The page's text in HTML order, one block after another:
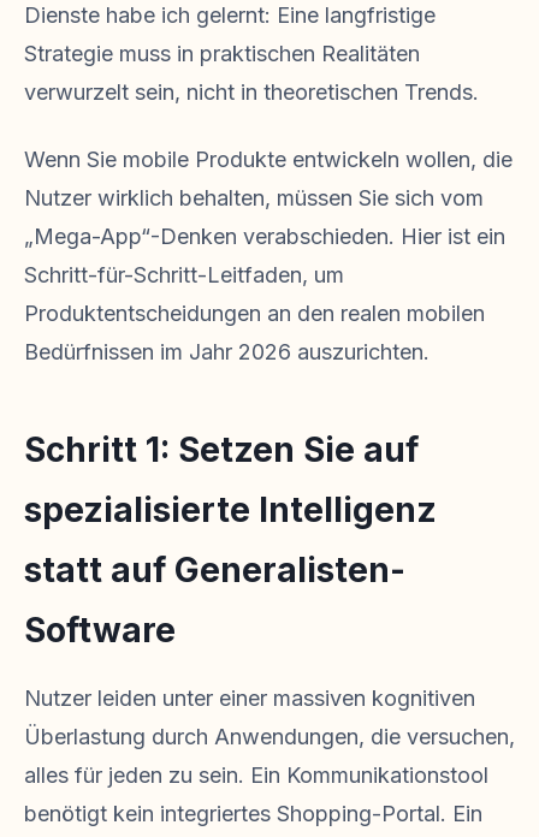
Dienste habe ich gelernt: Eine langfristige
Strategie muss in praktischen Realitäten
verwurzelt sein, nicht in theoretischen Trends.
Wenn Sie mobile Produkte entwickeln wollen, die
Nutzer wirklich behalten, müssen Sie sich vom
„Mega-App“-Denken verabschieden. Hier ist ein
Schritt-für-Schritt-Leitfaden, um
Produktentscheidungen an den realen mobilen
Bedürfnissen im Jahr 2026 auszurichten.
Schritt 1: Setzen Sie auf
spezialisierte Intelligenz
statt auf Generalisten-
Software
Nutzer leiden unter einer massiven kognitiven
Überlastung durch Anwendungen, die versuchen,
alles für jeden zu sein. Ein Kommunikationstool
benötigt kein integriertes Shopping-Portal. Ein